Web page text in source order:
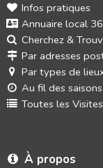
Infos pratiques
Annuaire local
Cherchez &
Par adresses
Par types de
Au fil des saisons
Toutes les
À propos